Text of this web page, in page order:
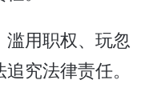
用职权、玩忽
究法律责任。